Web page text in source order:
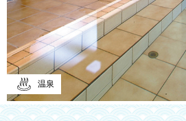
温泉